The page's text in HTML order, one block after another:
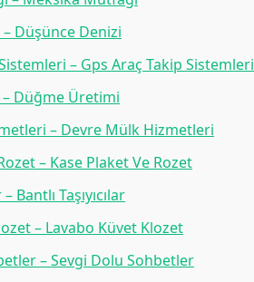
Düşünce Denizi
– Gps Araç Takip Sistemleri
Düğme Üretimi
– Devre Mülk Hizmetleri
– Kase Plaket Ve Rozet
– Bantlı Taşıyıcılar
– Lavabo Küvet Klozet
– Sevgi Dolu Sohbetler